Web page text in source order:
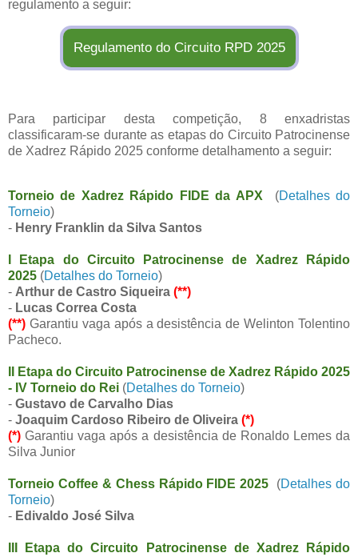
regulamento a seguir:
Regulamento do Circuito RPD 2025
Para participar desta competição, 8 enxadristas
classificaram-se durante as etapas do Circuito Patrocinense
de Xadrez Rápido 2025 conforme detalhamento a seguir:
Torneio de Xadrez Rápido FIDE da APX (Detalhes do
Torneio)
- Henry Franklin da Silva Santos
I Etapa do Circuito Patrocinense de Xadrez Rápido
2025 (Detalhes do Torneio)
- Arthur de Castro Siqueira (**)
- Lucas Correa Costa
(**) Garantiu vaga após a desistência de Welinton Tolentino
Pacheco.
II Etapa do Circuito Patrocinense de Xadrez Rápido 2025
- IV Torneio do Rei (Detalhes do Torneio)
- Gustavo de Carvalho Dias
- Joaquim Cardoso Ribeiro de Oliveira (*)
(*) Garantiu vaga após a desistência de Ronaldo Lemes da
Silva Junior
Torneio Coffee & Chess Rápido FIDE 2025 (Detalhes do
Torneio)
- Edivaldo José Silva
III Etapa do Circuito Patrocinense de Xadrez Rápido